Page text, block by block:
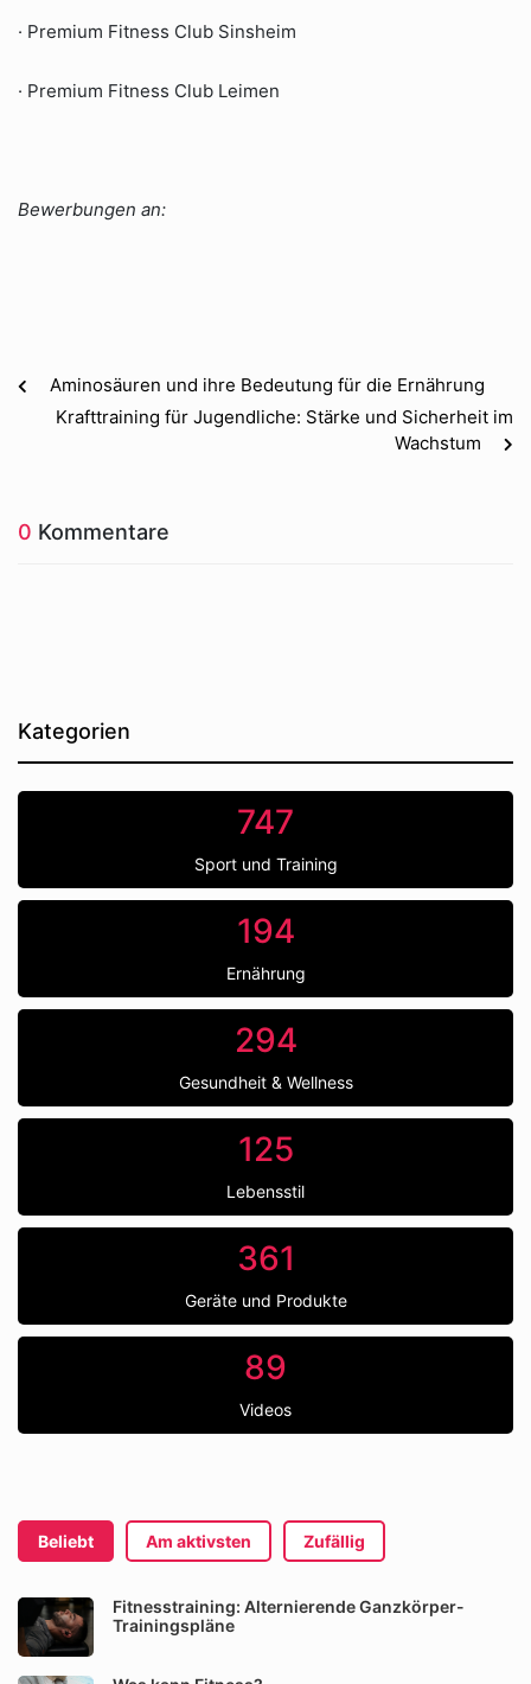
· Premium Fitness Club Sinsheim
· Premium Fitness Club Leimen
Bewerbungen an:
Aminosäuren und ihre Bedeutung für die Ernährung
Krafttraining für Jugendliche: Stärke und Sicherheit im
Wachstum
0 Kommentare
Kategorien
747
Sport und Training
194
Ernährung
294
Gesundheit & Wellness
125
Lebensstil
361
Geräte und Produkte
89
Videos
Beliebt Am aktivsten Zufällig
Fitnesstraining: Alternierende Ganzkörper-
Trainingspläne